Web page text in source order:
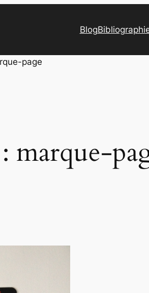
Blog
page
marque-